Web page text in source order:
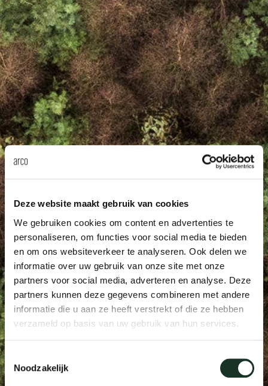
Deze website maakt gebruik van cookies
We gebruiken cookies om content en advertenties te
personaliseren, om functies voor social media te bieden
en om ons websiteverkeer te analyseren. Ook delen we
informatie over uw gebruik van onze site met onze
partners voor social media, adverteren en analyse. Deze
partners kunnen deze gegevens combineren met andere
informatie die u aan ze heeft verstrekt of die ze hebben
verzameld op basis van uw gebruik van hun services.
Toestemmingsselectie
Noodzakelijk
tafel
ovale
local
vision
Collectie
uli
raw
jorre
ivan
jonas
dick
karel
bij
Over Arco